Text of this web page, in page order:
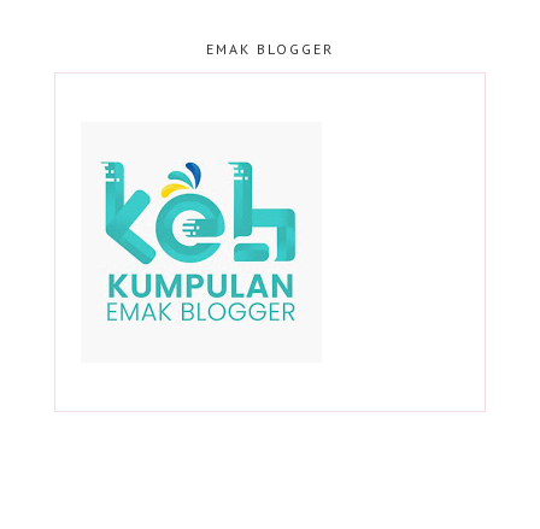
EMAK BLOGGER